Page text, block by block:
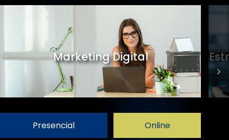
Marketing Digital
Presencial Online